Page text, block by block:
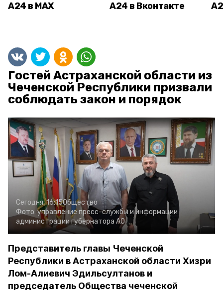
А24 в MAX А24 в Вконтакте
Гостей Астраханской области из
Чеченской Республики призвали
соблюдать закон и порядок
Сегодня, 16:15Общество
Фото: управление пресс-службы и информации
администрации губернатора АО
Представитель главы Чеченской
Республики в Астраханской области Хизри
Лом-Алиевич Эдильсултанов и
председатель Общества чеченской